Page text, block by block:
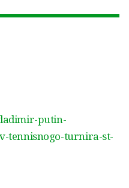
putin-
tennisnogo-turnira-st-